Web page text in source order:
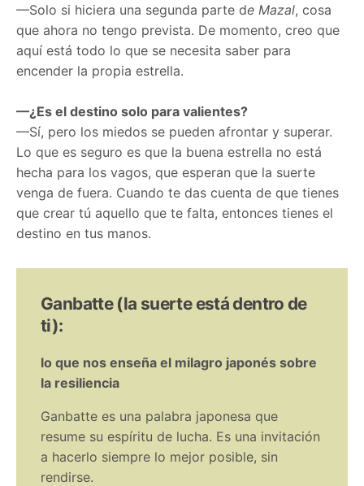
—Solo si hiciera una segunda parte de Mazal, cosa
que ahora no tengo prevista. De momento, creo que
aquí está todo lo que se necesita saber para
encender la propia estrella.
—¿Es el destino solo para valientes?
—Sí, pero los miedos se pueden afrontar y superar.
Lo que es seguro es que la buena estrella no está
hecha para los vagos, que esperan que la suerte
venga de fuera. Cuando te das cuenta de que tienes
que crear tú aquello que te falta, entonces tienes el
destino en tus manos.
Ganbatte (la suerte está dentro de
ti):
lo que nos enseña el milagro japonés sobre
la resiliencia
Ganbatte es una palabra japonesa que
resume su espíritu de lucha. Es una invitación
a hacerlo siempre lo mejor posible, sin
rendirse.